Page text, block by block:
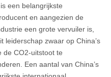
een belangrijkste
en aangezien de
een grote vervuiler is,
leiderschap zwaar op China’s
de CO2-uitstoot te
Een aantal van China’s